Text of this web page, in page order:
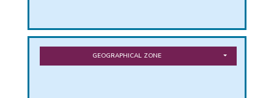
GEOGRAPHICAL ZONE